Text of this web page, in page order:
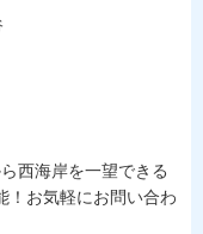
西海岸を一望できる
！お気軽にお問い合わ